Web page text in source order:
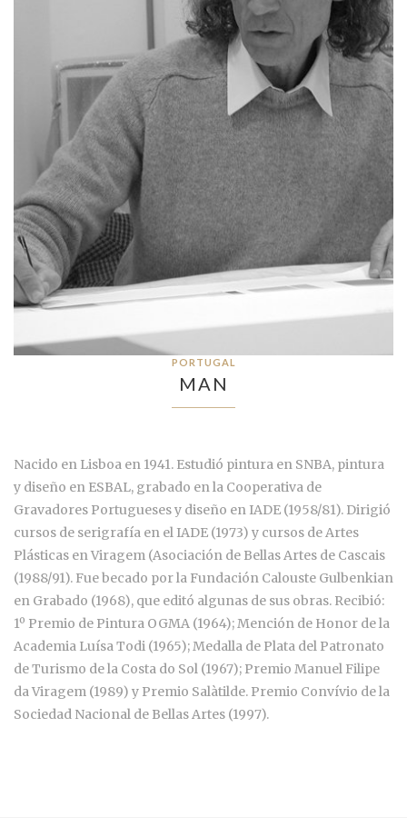
PORTUGAL
MAN
Nacido en Lisboa en 1941. Estudió pintura en SNBA, pintura
y diseño en ESBAL, grabado en la Cooperativa de
Gravadores Portugueses y diseño en IADE (1958/81). Dirigió
cursos de serigrafía en el IADE (1973) y cursos de Artes
Plásticas en Viragem (Asociación de Bellas Artes de Cascais
(1988/91). Fue becado por la Fundación Calouste Gulbenkian
en Grabado (1968), que editó algunas de sus obras. Recibió:
1º Premio de Pintura OGMA (1964); Mención de Honor de la
Academia Luísa Todi (1965); Medalla de Plata del Patronato
de Turismo de la Costa do Sol (1967); Premio Manuel Filipe
da Viragem (1989) y Premio Salàtilde. Premio Convívio de la
Sociedad Nacional de Bellas Artes (1997).